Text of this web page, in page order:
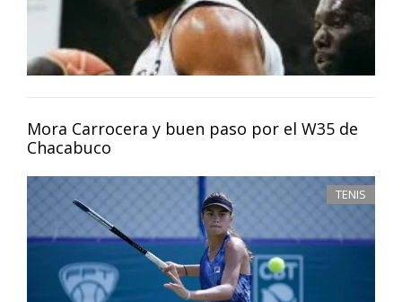
Mora Carrocera y buen paso por el W35 de
Chacabuco
TENIS